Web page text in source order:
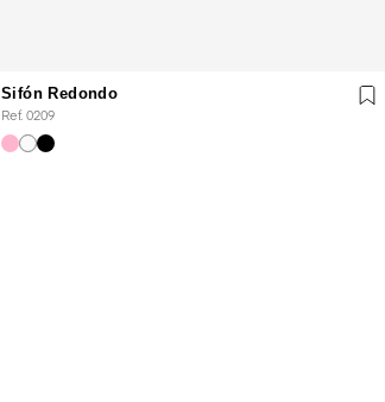
Sifón Redondo
Ref. 0209